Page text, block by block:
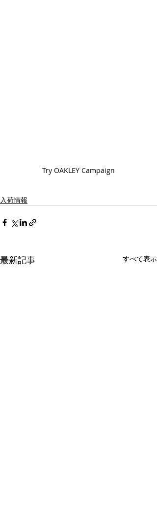
Try OAKLEY Campaign
入荷情報
最新記事 すべて表示